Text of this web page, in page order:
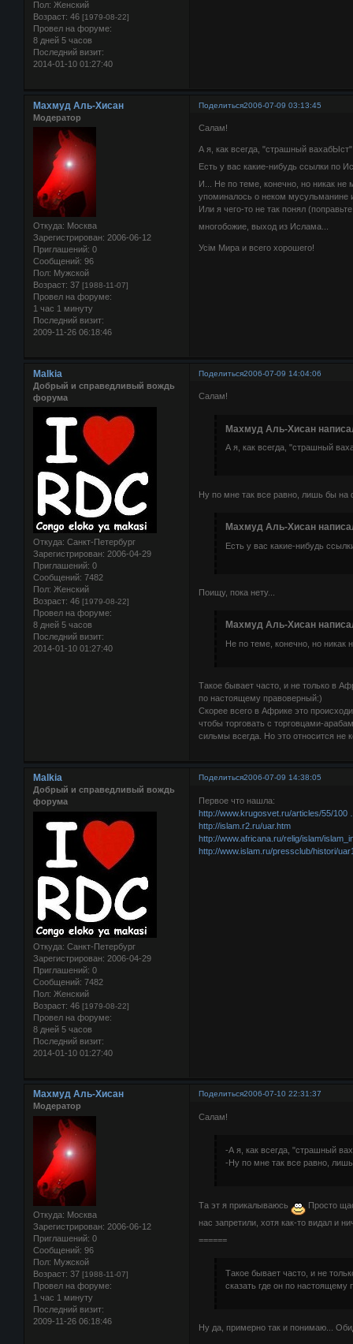
Пол: Женский
Возраст: 46 [1979-08-22]
Провел на форуме:
8 дней 5 часов
Последний визит:
2014-01-10 01:27:40
Поделиться2006-07-09 03:13:45
Махмуд Аль-Хисан
Модератор
Откуда: Москва
Зарегистрирован: 2006-06-12
Приглашений: 0
Сообщений: 96
Пол: Мужской
Возраст: 37 [1988-11-07]
Провел на форуме:
1 час 1 минуту
Последний визит:
2009-11-26 06:18:46
Салам!
А я, как всегда, "страшный
Есть у вас какие-нибудь ссылки по
И... Не по теме, конечно, но никак
упоминалось о неком мусульманине
Или я чего-то не так понял
многобожие, выход из Ислама...
Усiм Мира и всего хорошего!
Поделиться2006-07-09 14:04:06
Malkia
Добрый и справедливый вождь
форума
Откуда: Санкт-Петербург
Зарегистрирован: 2006-04-29
Приглашений: 0
Сообщений: 7482
Пол: Женский
Возраст: 46 [1979-08-22]
Провел на форуме:
8 дней 5 часов
Последний визит:
2014-01-10 01:27:40
Салам!
Махмуд Аль-Хисан
А я, как всегда, "страшный
Ну по мне так все равно, лишь бы на
Махмуд Аль-Хисан
Есть у вас какие-нибудь
Поищу, пока нету...
Махмуд Аль-Хисан
Не по теме, конечно, но
Такое бывает часто, и не только в
по настоящему правоверный:)
Скорее всего в Африке это
чтобы торговать с торговцами-
сильмы всегда. Но это относится не
Поделиться2006-07-09 14:38:05
Malkia
Добрый и справедливый вождь
форума
Откуда: Санкт-Петербург
Зарегистрирован: 2006-04-29
Приглашений: 0
Сообщений: 7482
Пол: Женский
Возраст: 46 [1979-08-22]
Провел на форуме:
8 дней 5 часов
Последний визит:
2014-01-10 01:27:40
Первое что нашла:
http://www.krugosvet.ru/articles/55/100
http://islam.r2.ru/uar.htm
http://www.africana.ru/relig/islam/
http://www.islam.ru/pressclub/histori/
Поделиться2006-07-10 22:31:37
Махмуд Аль-Хисан
Модератор
Откуда: Москва
Зарегистрирован: 2006-06-12
Приглашений: 0
Сообщений: 96
Пол: Мужской
Возраст: 37 [1988-11-07]
Провел на форуме:
1 час 1 минуту
Последний визит:
2009-11-26 06:18:46
Салам!
-А я, как всегда, "страшный
-Ну по мне так все равно,
Та эт я прикалываюсь
Просто
нас запретили, хотя как-то видал и
======
Такое бывает часто, и не
сказать где он по настоящему
Ну да, примерно так и понимаю...